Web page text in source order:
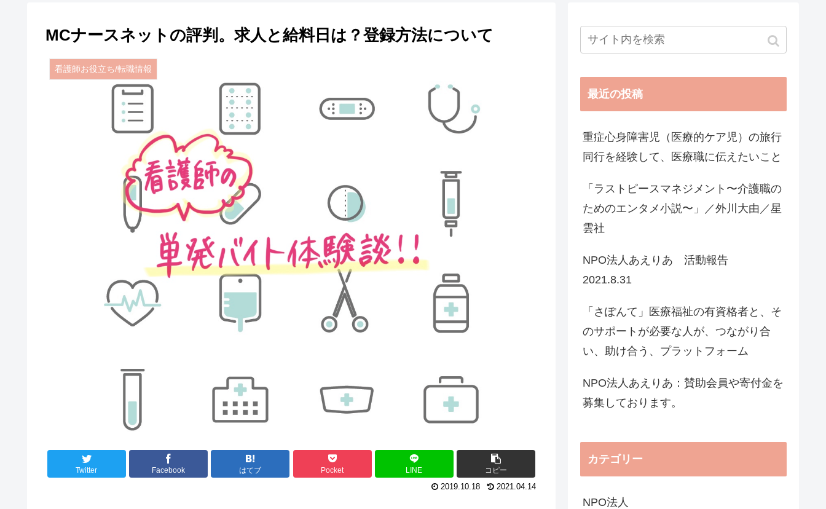
MCナースネットの評判。求人と給料日は？登録方法について
看護師お役立ち/転職情報
Twitter Facebook はてブ Pocket LINE
コピー
2021.04.14
2019.10.18
最近の投稿
重症心身障害児（医療的ケア児）の旅行
同行を経験して、医療職に伝えたいこと
「ラストピースマネジメント〜介護職の
ためのエンタメ小説〜」／外川大由／星
雲社
NPO法人あえりあ 活動報告
2021.8.31
「さぽんて」医療福祉の有資格者と、そ
のサポートが必要な人が、つながり合
い、助け合う、プラットフォーム
NPO法人あえりあ：賛助会員や寄付金を
募集しております。
カテゴリー
NPO法人